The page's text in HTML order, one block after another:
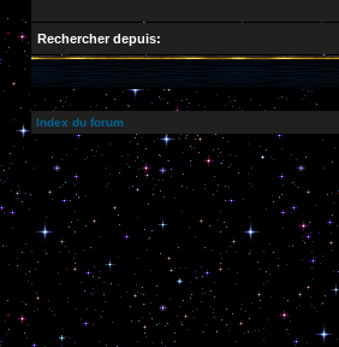
Rechercher depuis:
Index du forum